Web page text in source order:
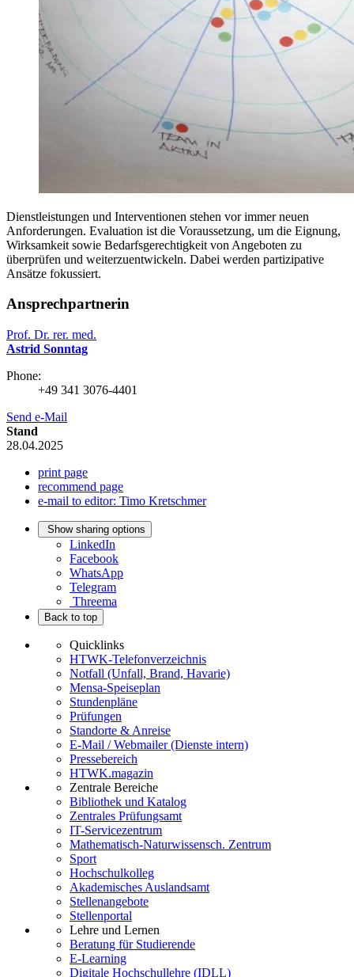
Dienstleistungen und Interventionen stehen vor immer neuen
Anforderungen. Evaluation ist die Voraussetzung, um die Eignung,
Wirksamkeit sowie Bedarfsgerechtigkeit von Angeboten zu
überprüfen und weiterzuentwickeln. Dabei werden partizipative
Ansätze fokussiert.
Ansprechpartnerin
Prof. Dr. rer. med.
Astrid Sonntag
Phone:
+49 341 3076-4401
Send e-Mail
Stand
28.04.2025
print page
recommend page
e-mail to editor: Timo Kretschmer
Show sharing options
LinkedIn
Facebook
WhatsApp
Telegram
Threema
Back to top
Quicklinks
HTWK-Telefonverzeichnis
Notfall (Unfall, Brand, Havarie)
Mensa-Speiseplan
Stundenpläne
Prüfungen
Standorte & Anreise
E-Mail / Webmailer (Dienste intern)
Pressebereich
HTWK.magazin
Zentrale Bereiche
Bibliothek und Katalog
Zentrales Prüfungsamt
IT-Servicezentrum
Mathematisch-Naturwissensch. Zentrum
Sport
Hochschulkolleg
Akademisches Auslandsamt
Stellenangebote
Stellenportal
Lehre und Lernen
Beratung für Studierende
E-Learning
Digitale Hochschullehre (IDLL)